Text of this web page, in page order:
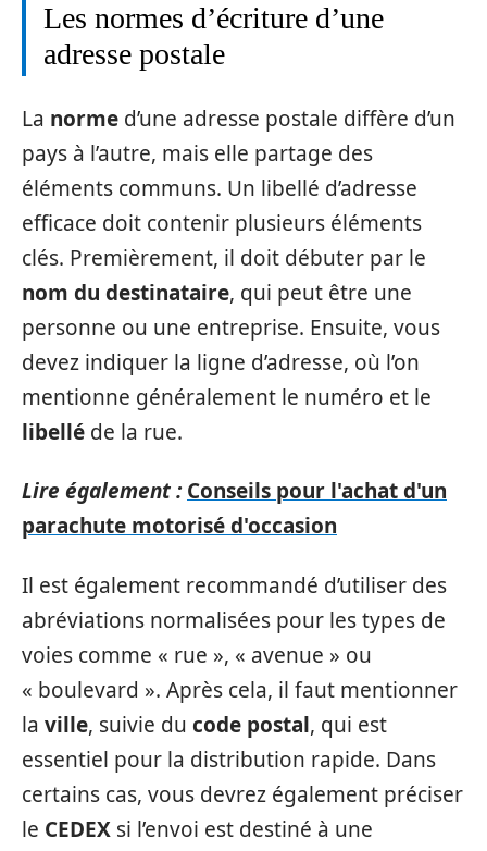
Les normes d’écriture d’une
adresse postale
La norme d’une adresse postale diffère d’un
pays à l’autre, mais elle partage des
éléments communs. Un libellé d’adresse
efficace doit contenir plusieurs éléments
clés. Premièrement, il doit débuter par le
nom du destinataire, qui peut être une
personne ou une entreprise. Ensuite, vous
devez indiquer la ligne d’adresse, où l’on
mentionne généralement le numéro et le
libellé de la rue.
Lire également : Conseils pour l'achat d'un
parachute motorisé d'occasion
Il est également recommandé d’utiliser des
abréviations normalisées pour les types de
voies comme « rue », « avenue » ou
« boulevard ». Après cela, il faut mentionner
la ville, suivie du code postal, qui est
essentiel pour la distribution rapide. Dans
certains cas, vous devrez également préciser
le CEDEX si l’envoi est destiné à une